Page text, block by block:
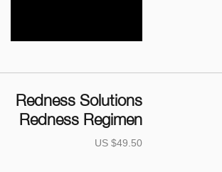
Redness Solutions
Redness Regimen
US $49.50